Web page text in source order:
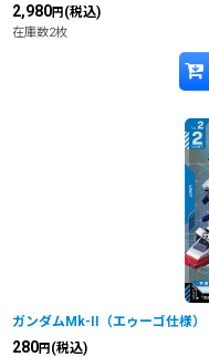
2,980円 (税込)
在庫数2枚
ガンダムMk-II（エゥーゴ仕様）
280円 (税込)